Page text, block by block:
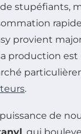
stupéfiants,
provient
production
.
de